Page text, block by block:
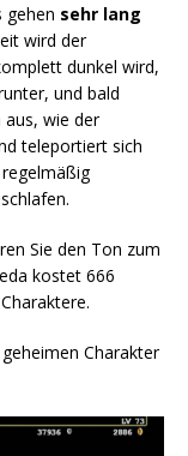
gehen sehr lang
wird der
dunkel wird,
und bald
aus, wie der
teleportiert sich
Sie den Ton zum
kostet 666
Charakter